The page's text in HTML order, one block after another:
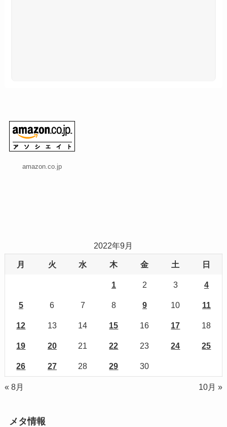
amazon.co.jp
2022年9月
月 火 水 木 金 土 日
1 2 3 4
5 6 7 8 9 10 11
12 13 14 15 16 17 18
19 20 21 22 23 24 25
26 27 28 29 30
« 8月 10月 »
メタ情報